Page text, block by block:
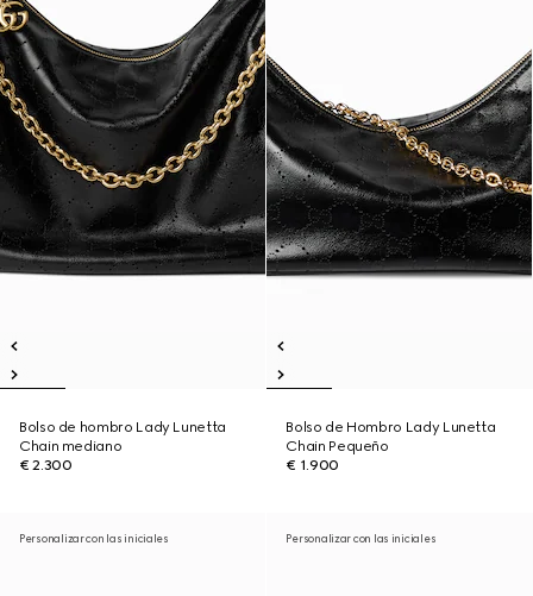
Bolso de hombro Lady Lunetta
Chain mediano
€ 2.300
Bolso de Hombro Lady Lunetta
Chain Pequeño
€ 1.900
Personalizar con las iniciales Personalizar con las iniciales